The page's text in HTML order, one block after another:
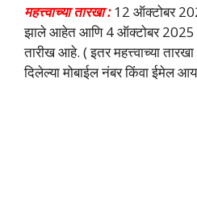
महत्त्वाच्या तारखा :12 ऑक्टोबर
झाले आहेत आणि 4 ऑक्टोबर 2025
तारीख आहे. ( इतर महत्त्वाच्या
दिलेल्या मोबाईल नंबर किंवा ईमेल